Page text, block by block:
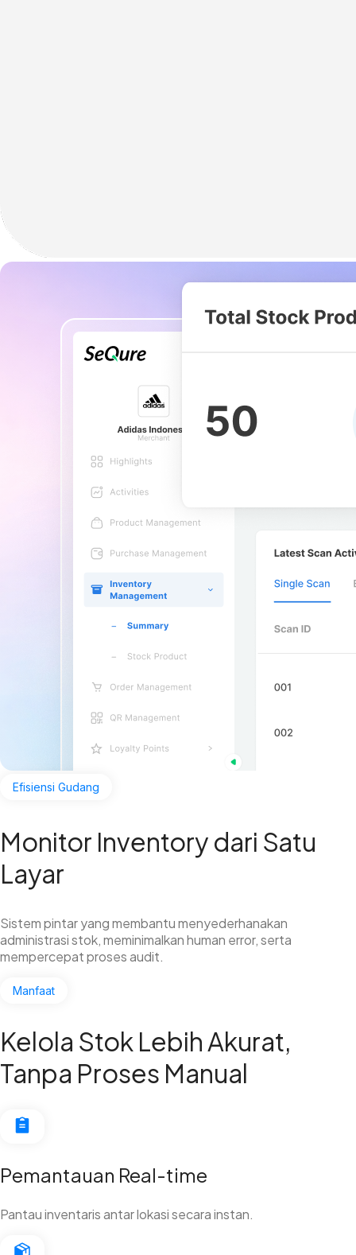
Efisiensi Gudang
Monitor Inventory dari Satu
Layar
Sistem pintar yang membantu menyederhanakan
administrasi stok, meminimalkan human error, serta
mempercepat proses audit.
Manfaat
Kelola Stok Lebih Akurat,
Tanpa Proses Manual
Pemantauan Real-time
Pantau inventaris antar lokasi secara instan.